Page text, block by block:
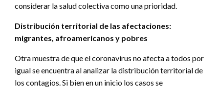
considerar la salud colectiva como una prioridad.
Distribución territorial de las afectaciones:
migrantes, afroamericanos y pobres
Otra muestra de que el coronavirus no afecta a todos por
igual se encuentra al analizar la distribución territorial de
los contagios. Si bien en un inicio los casos se